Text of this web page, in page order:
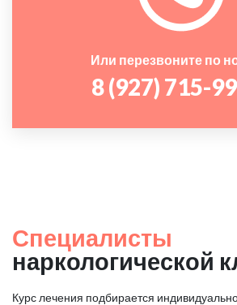
Или перезвоните по
8 (927) 715-
Специалисты
наркологической
Курс лечения подбирается